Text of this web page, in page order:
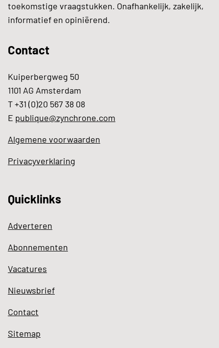
toekomstige vraagstukken. Onafhankelijk, zakelijk,
informatief en opiniërend.
Contact
Kuiperbergweg 50
1101 AG Amsterdam
T +31 (0)20 567 38 08
E publique@zynchrone.com
Algemene voorwaarden
Privacyverklaring
Quicklinks
Adverteren
Abonnementen
Vacatures
Nieuwsbrief
Contact
Sitemap